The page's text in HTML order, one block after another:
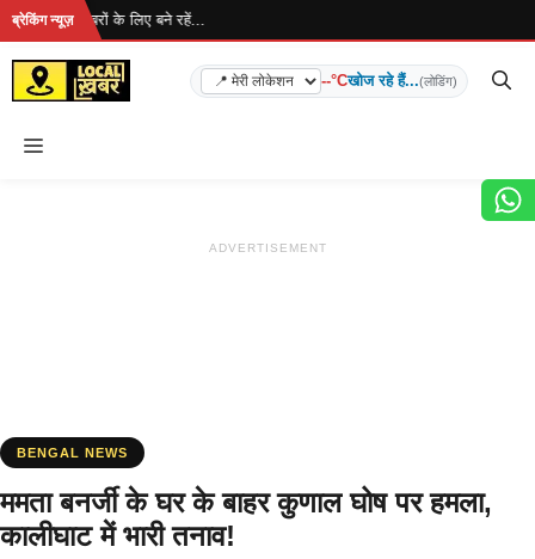
Skip
content
ब्रेकिंग न्यूज़
है... ताज़ा खबरों के लिए बने रहें...
--°Cखोज रहे हैं...(लोडिंग)
Menu
ADVERTISEMENT
BENGAL NEWS
ममता बनर्जी के घर के बाहर कुणाल घोष पर हमला,
कालीघाट में भारी तनाव!